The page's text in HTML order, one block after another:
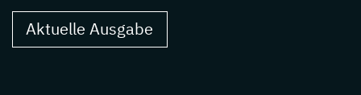
Aktuelle Ausgabe